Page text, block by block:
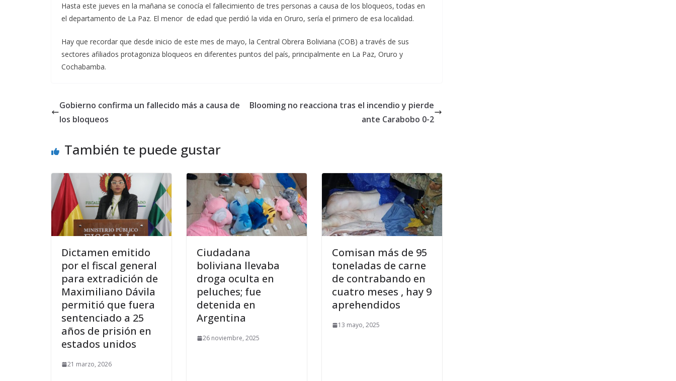
Hasta este jueves en la mañana se conocía el fallecimiento de tres personas a causa de los bloqueos, todas en
el departamento de La Paz. El menor de edad que perdió la vida en Oruro, sería el primero de esa localidad.
Hay que recordar que desde inicio de este mes de mayo, la Central Obrera Boliviana (COB) a través de sus
sectores afiliados protagoniza bloqueos en diferentes puntos del país, principalmente en La Paz, Oruro y
Cochabamba.
Gobierno confirma un fallecido más a causa de
los bloqueos
Blooming no reacciona tras el incendio y pierde
ante Carabobo 0-2
También te puede gustar
Dictamen emitido
por el fiscal general
para extradición de
Maximiliano Dávila
permitió que fuera
sentenciado a 25
años de prisión en
estados unidos
21 marzo, 2026
Ciudadana
boliviana llevaba
droga oculta en
peluches; fue
detenida en
Argentina
26 noviembre, 2025
Comisan más de 95
toneladas de carne
de contrabando en
cuatro meses , hay 9
aprehendidos
13 mayo, 2025